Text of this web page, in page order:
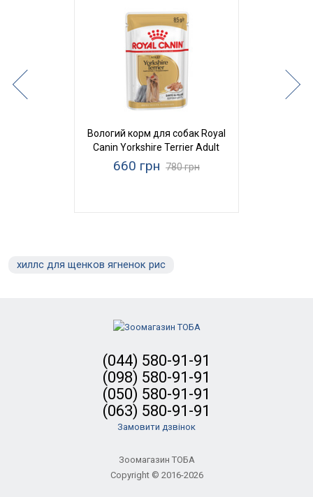
Вологий корм для собак Royal
Canin Yorkshire Terrier Adult
660 грн 780 грн
хиллс для щенков ягненок рис
(044) 580-91-91
(098) 580-91-91
(050) 580-91-91
(063) 580-91-91
Замовити дзвінок
Зоомагазин ТОБА
Copyright © 2016-2026